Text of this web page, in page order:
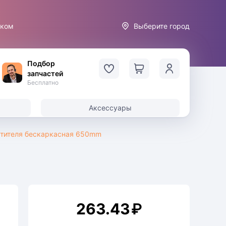
Выберите город
Подбор
запчастей
Бесплатно
Аксессуары
бескаркасная 650mm
263.43₽